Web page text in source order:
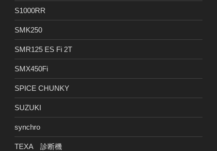
S1000RR
SMK250
SMR125 ES Fi 2T
SMX450Fi
SPICE CHUNKY
SUZUKI
synchro
TEXA 診断機